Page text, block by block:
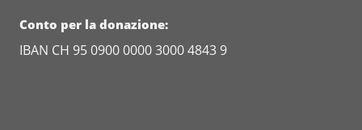
Conto per la donazione:
IBAN CH 95 0900 0000 3000 4843 9